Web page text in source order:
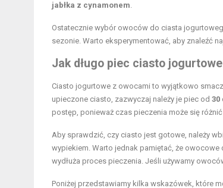
jabłka z cynamonem.
Ostatecznie wybór owoców do ciasta
sezonie. Warto eksperymentować, aby znaleźć
Jak długo piec ciasto
Ciasto jogurtowe z owocami to wyjątkowo
upieczone ciasto, zazwyczaj należy je piec od 30
postęp, ponieważ czas pieczenia może się
Aby sprawdzić, czy ciasto jest gotowe, należy
wypiekiem. Warto jednak pamiętać, że
wydłuża proces pieczenia. Jeśli używamy
Poniżej przedstawiamy kilka wskazówek, które